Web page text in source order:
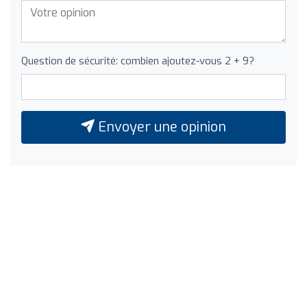
Question de sécurité: combien ajoutez-vous 2 + 9?
Envoyer une opinion